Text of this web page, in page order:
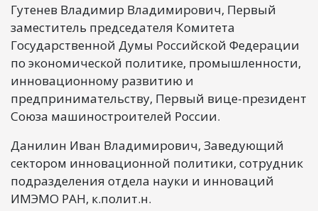
Гутенев Владимир Владимирович, Первый
заместитель председателя Комитета
Государственной Думы Российской Федерации
по экономической политике, промышленности,
инновационному развитию и
предпринимательству, Первый вице-президент
Союза машиностроителей России.
Данилин Иван Владимирович, Заведующий
сектором инновационной политики, сотрудник
подразделения отдела науки и инноваций
ИМЭМО РАН, к.полит.н.